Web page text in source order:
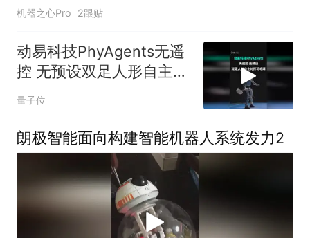
机器之心Pro 2跟贴
动易科技PhyAgents无遥
控 无预设双足人形自主对
打羽毛球
量子位
朗极智能面向构建智能机器人系统发力2